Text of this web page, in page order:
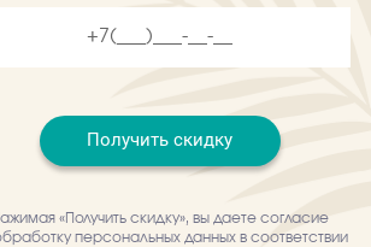
у
косметология
Получить скидку
«Получить скидку», вы даете согласие
персональных данных в соответствии